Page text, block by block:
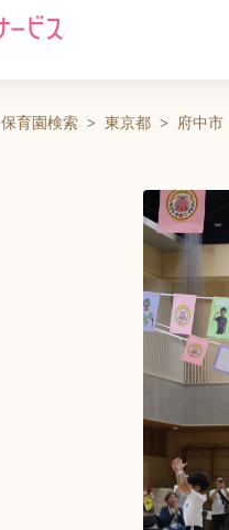
保育園検索 東京都 府中市